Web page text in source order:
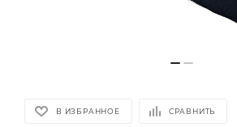
В ИЗБРАННОЕ СРАВНИТЬ